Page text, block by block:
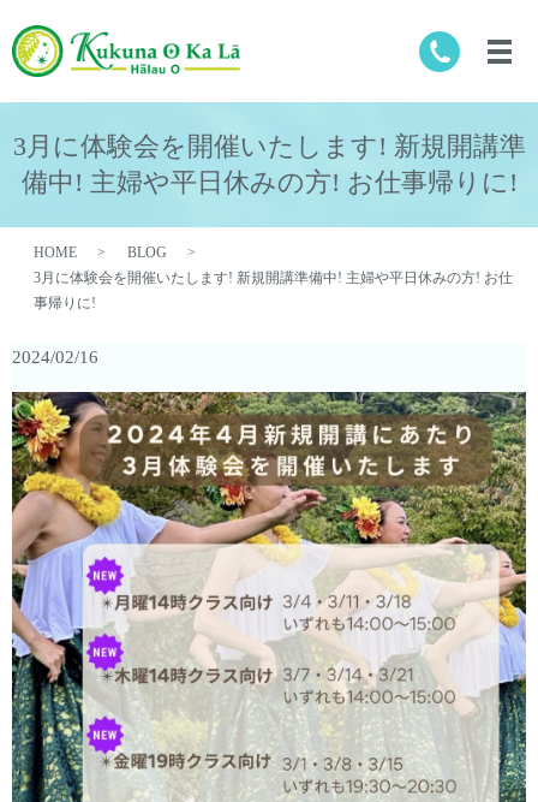
3月に体験会を開催いたします! 新規開講準
備中! 主婦や平日休みの方! お仕事帰りに!
HOME
BLOG
3月に体験会を開催いたします! 新規開講準備中! 主婦や平日休みの方! お仕
事帰りに!
2024/02/16